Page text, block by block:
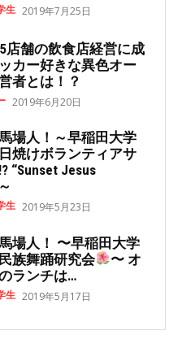
生 2019年7月25日
店舗の飲食店経営に成
カー好きな異色オー
者とは！？
2019年6月20日
場人！～早稲田大学
焼けボランティアサ
“Sunset Jesus
生 2019年5月23日
場人！ 〜早稲田大学
族舞踊研究会
〜 オ
ランチは…
生 2019年5月17日